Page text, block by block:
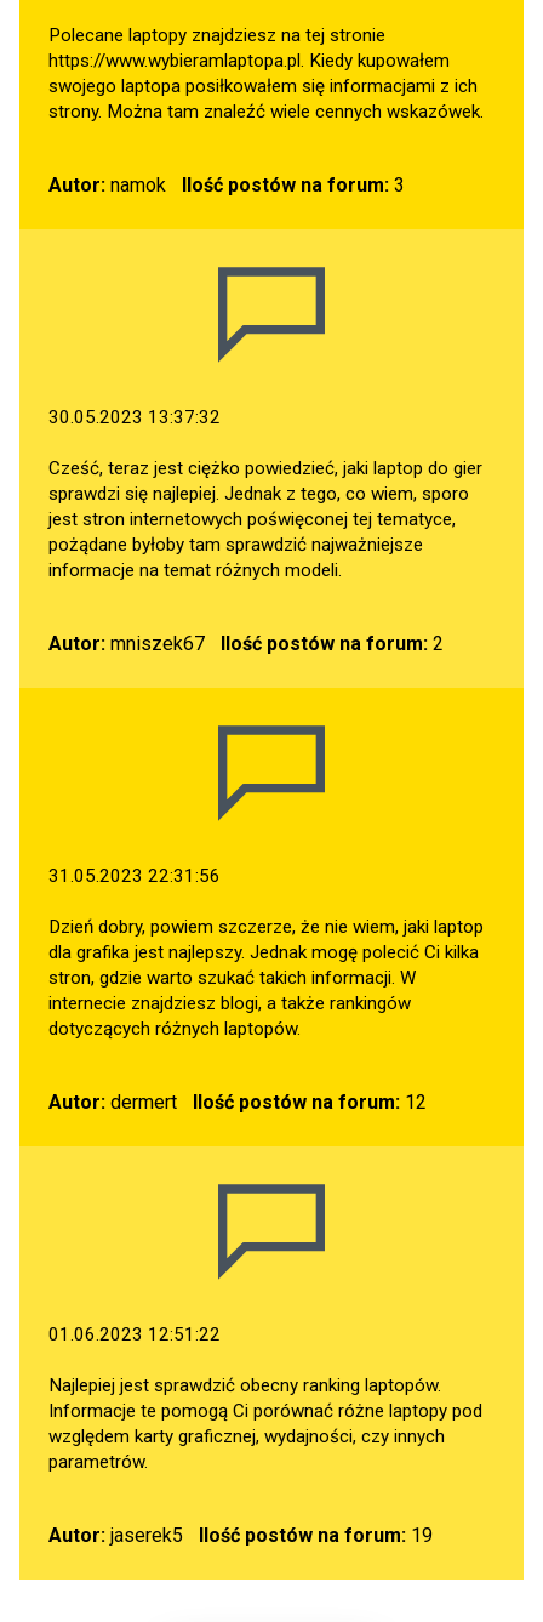
Polecane laptopy znajdziesz na tej stronie
https://www.wybieramlaptopa.pl. Kiedy kupowałem
swojego laptopa posiłkowałem się informacjami z ich
strony. Można tam znaleźć wiele cennych wskazówek.
Autor: namok Ilość postów na forum:3
30.05.2023 13:37:32
Cześć, teraz jest ciężko powiedzieć, jaki laptop do gier
sprawdzi się najlepiej. Jednak z tego, co wiem, sporo
jest stron internetowych poświęconej tej tematyce,
pożądane byłoby tam sprawdzić najważniejsze
informacje na temat różnych modeli.
Autor: mniszek67 Ilość postów na forum:2
31.05.2023 22:31:56
Dzień dobry, powiem szczerze, że nie wiem, jaki laptop
dla grafika jest najlepszy. Jednak mogę polecić Ci kilka
stron, gdzie warto szukać takich informacji. W
internecie znajdziesz blogi, a także rankingów
dotyczących różnych laptopów.
Autor: dermert Ilość postów na forum:12
01.06.2023 12:51:22
Najlepiej jest sprawdzić obecny ranking laptopów.
Informacje te pomogą Ci porównać różne laptopy pod
względem karty graficznej, wydajności, czy innych
parametrów.
Autor: jaserek5 Ilość postów na forum:19